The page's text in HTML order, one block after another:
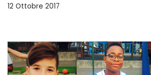
12 Ottobre 2017